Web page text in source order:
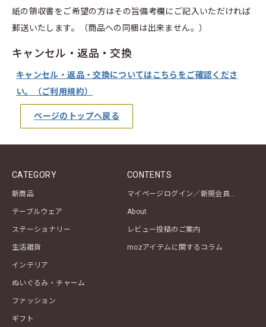
紙の領収書をご希望の方はその旨備考欄にご記入いただければ
郵送いたします。（商品への同梱は出来ません。）
キャンセル・返品・交換
キャンセル・返品・交換についてはこちらをご確認くださ
い。（ご利用規約）
ページのトップへ戻る
CATEGORY
新商品
テーブルウェア
ステーショナリー
生活雑貨
インテリア
ぬいぐるみ・チャーム
ファッション
ギフト
CONTENTS
マイページログイン／新規会員登録
About
レビュー投稿のご案内
mozアイテムに関するコラム